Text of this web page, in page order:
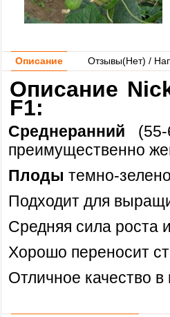
Описание Отзывы(Нет) /
Описание
F1:
Среднеранний
преимущественно
Плоды темно-
Подходит для
Средняя сила роста
Хорошо переносит
Отличное качество в